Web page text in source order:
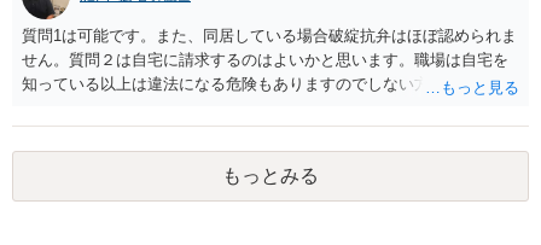
質問1は可能です。また、同居している場合破綻抗弁はほぼ認められま
せん。質問２は自宅に請求するのはよいかと思います。職場は自宅を
知っている以上は違法になる危険もありますのでしない方が良いで
かと思います。有責配偶者ですので相手方からの離婚は拒否しても仮
に訴訟されても法的に成立しません。質問５は認知すると養育費支払
い、相続権が発生します。合意があれば法的に可能ですが法律で強制
することはできません。質問６は可能です。質問７は不貞行為の写真
もっとみる